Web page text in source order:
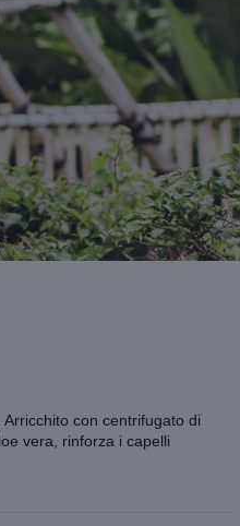
con centrifugato di
vera, rinforza i capelli